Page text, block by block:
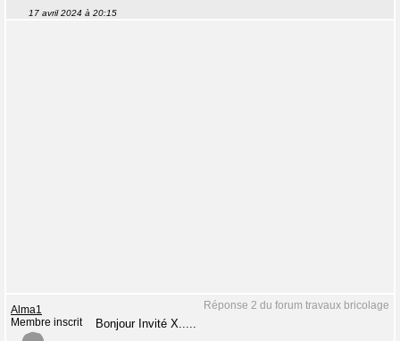
17 avril 2024 à 20:15
Réponse 2 du forum travaux bricolage
Alma1
Membre inscrit
Bonjour Invité X.....